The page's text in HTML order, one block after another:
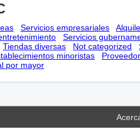
Servicios empresariales
Servicios
Tiendas diversas Not categorized
minoristas
por mayor